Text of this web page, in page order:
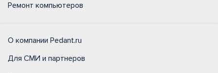
Ремонт компьютеров
О компании Pedant.ru
Для СМИ и партнеров